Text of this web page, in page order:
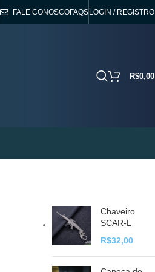
FALE CONOSCOFAQS LOGIN / REGISTRO
R$0,00
Chaveiro
SCAR-L
R$32,00